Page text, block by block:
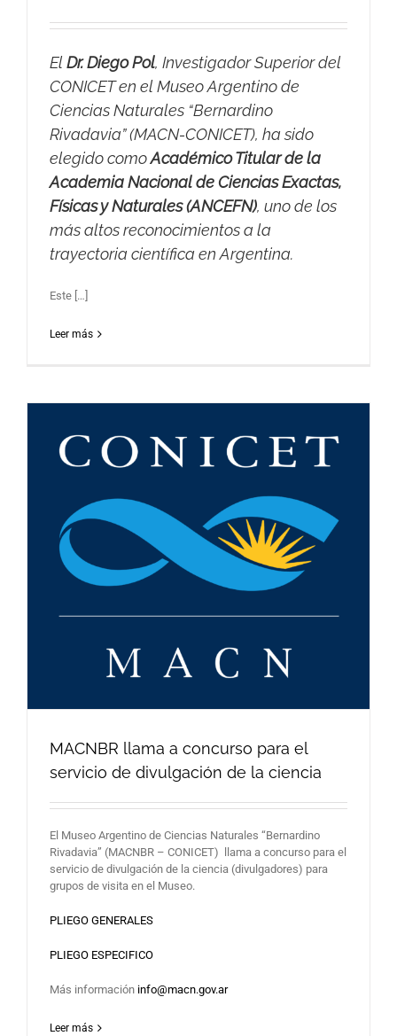
ElDr. Diego Pol, Investigador Superior del
CONICET en el Museo Argentino de
Ciencias Naturales “Bernardino
Rivadavia” (MACN-CONICET), ha sido
elegido comoAcadémico Titular de la
Academia Nacional de Ciencias Exactas,
Físicas y Naturales (ANCEFN), uno de los
más altos reconocimientos a la
trayectoria científica en Argentina.
Este […]
Leer más
MACNBR llama a concurso para el
servicio de divulgación de la ciencia
El Museo Argentino de Ciencias Naturales “Bernardino
Rivadavia” (MACNBR – CONICET) llama a concurso para el
servicio de divulgación de la ciencia (divulgadores) para
grupos de visita en el Museo.
PLIEGO GENERALES
PLIEGO ESPECIFICO
Más información info@macn.gov.ar
Leer más